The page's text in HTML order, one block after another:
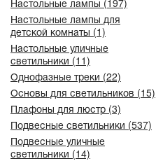
Настольные лампы (197)
Настольные лампы для
детской комнаты (1)
Настольные уличные
светильники (11)
Однофазные треки (22)
Основы для светильников (15)
Плафоны для люстр (3)
Подвесные светильники (537)
Подвесные уличные
светильники (14)